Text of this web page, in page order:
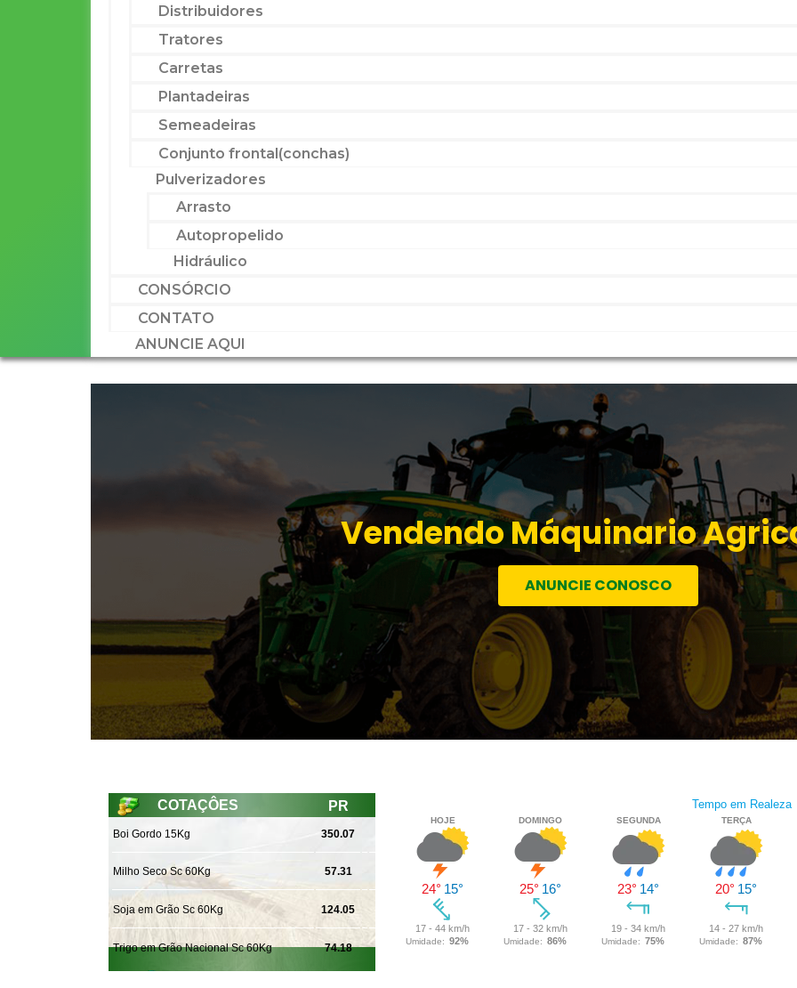
Distribuidores
Tratores
Carretas
Plantadeiras
Semeadeiras
Conjunto frontal(conchas)
Pulverizadores
Arrasto
Autopropelido
Hidráulico
CONSÓRCIO
CONTATO
ANUNCIE AQUI
Vendendo Máquinario
ANUNCIE CONOSCO